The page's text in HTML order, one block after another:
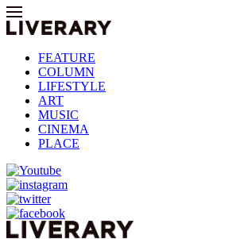
FEATURE
COLUMN
LIFESTYLE
ART
MUSIC
CINEMA
PLACE